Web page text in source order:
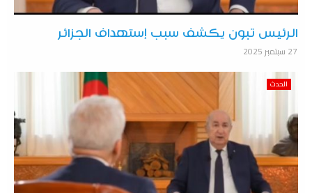
الرئيس تبون يكشف سبب إستهداف الجزائر
27 سبتمبر 2025
الحدث